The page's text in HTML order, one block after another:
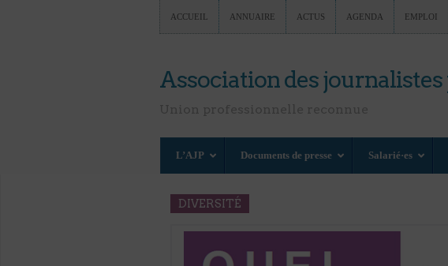
ACCUEIL ANNUAIRE ACTUS AGENDA EMPLOI
Association des
L’AJP Documents de presse Salarié·es
DIVERSITÉ